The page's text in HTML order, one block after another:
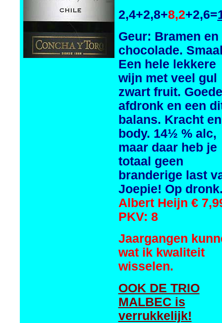
2,4+2,8+8,2+2,6=
Geur: Bramen en
chocolade.
Een hele lekkere
wijn met veel gul
zwart fruit. Goede
afdronk en een
balans. Kracht en
body. 14½ % alc,
maar daar heb je
totaal geen
branderige last
Joepie! Op
Albert Heijn €
PKV: 8
Jaargangen
wat ik kwaliteit
wisselen.
OOK DE TRIO
MALBEC is
verrukkelijk!